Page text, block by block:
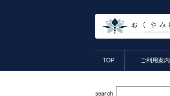
TOP ご利用案内